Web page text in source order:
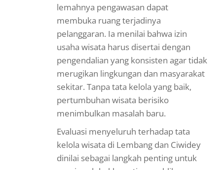
lemahnya pengawasan dapat
membuka ruang terjadinya
pelanggaran. Ia menilai bahwa izin
usaha wisata harus disertai dengan
pengendalian yang konsisten agar tidak
merugikan lingkungan dan masyarakat
sekitar. Tanpa tata kelola yang baik,
pertumbuhan wisata berisiko
menimbulkan masalah baru.
Evaluasi menyeluruh terhadap tata
kelola wisata di Lembang dan Ciwidey
dinilai sebagai langkah penting untuk